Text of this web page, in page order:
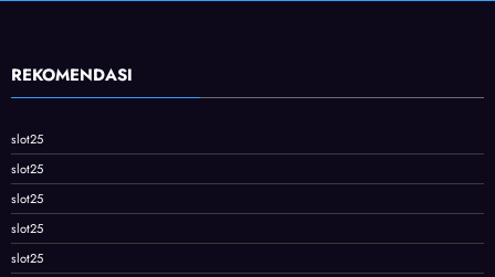
REKOMENDASI
slot25
slot25
slot25
slot25
slot25